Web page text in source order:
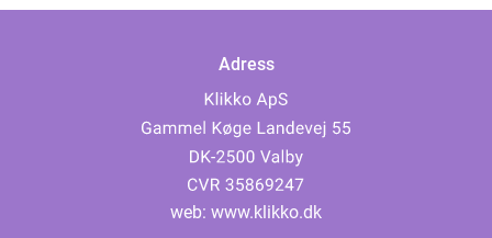
Adress
web: www.klikko.dk